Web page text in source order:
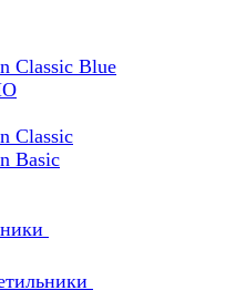
Classic Blue
Classic
Basic